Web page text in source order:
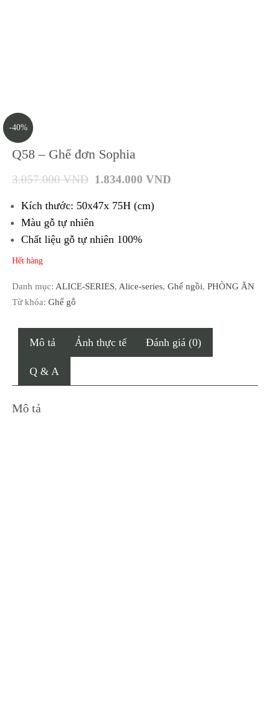
-40%
Q58 – Ghế đơn Sophia
3.057.000VND 1.834.000 VND
Kích thước: 50x47x 75H (cm)
Màu gỗ tự nhiên
Chất liệu gỗ tự nhiên 100%
Hết hàng
Danh mục: ALICE-SERIES, Alice-series, Ghế ngồi, PHÒNG ĂN
Từ khóa: Ghế gỗ
Mô tả Ảnh thực tế Đánh giá (0)
Q & A
Mô tả